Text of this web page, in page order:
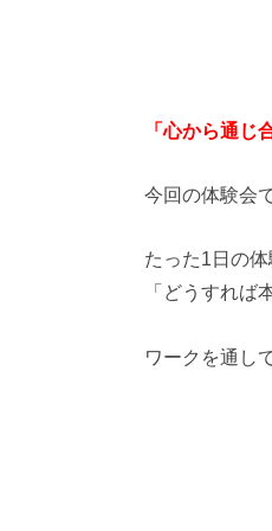
「心から通
今回の体験会
たった1日の
「どうすれば
ワークを通して